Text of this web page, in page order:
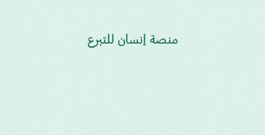
منصة إنسان للتبرع